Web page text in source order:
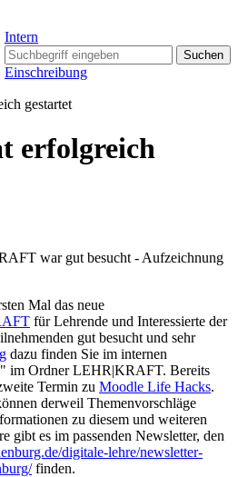
Intern
Suchen
Einschreibung
gestartet
erfolgreich
war gut besucht - Aufzeichnung
Mal das neue
für Lehrende und Interessierte der
gut besucht und sehr
dazu finden Sie im internen
im Ordner LEHR|KRAFT. Bereits
Termin zu Moodle Life Hacks.
derweil Themenvorschläge
zu diesem und weiteren
gibt es im passenden Newsletter, den
digitale-lehre/newsletter-
finden.